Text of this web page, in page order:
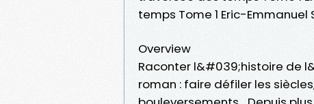
temps Tome 1 Eric-
Overview
Raconter l&#039;histoire de
roman : faire défiler les